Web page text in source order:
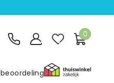
0
beoordeling